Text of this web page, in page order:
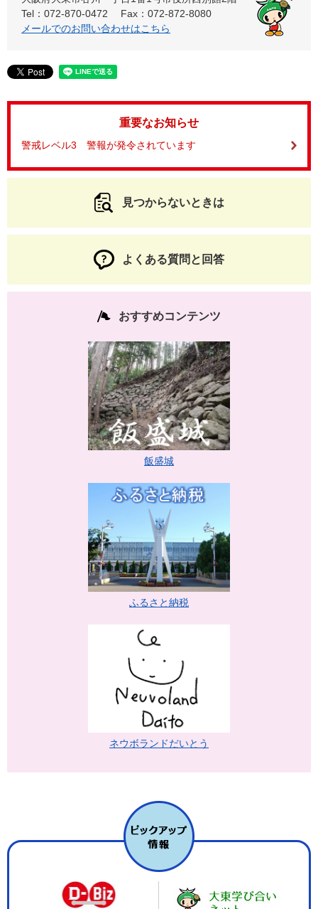
Tel：072-870-0472
Fax：072-872-8080
メールでのお問い合わせはこちら
重要なお知らせ
警戒レベル3 警報が発令されています
見つからないときは
よくある質問と回答
おすすめコンテンツ
飯盛城
ふるさと納税
ネウボランドだいとう